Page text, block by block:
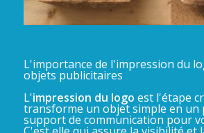
L'importance de l'impression du
objets publicitaires
L'impression du logo est l'étape
transforme un objet simple en un
support de communication pour